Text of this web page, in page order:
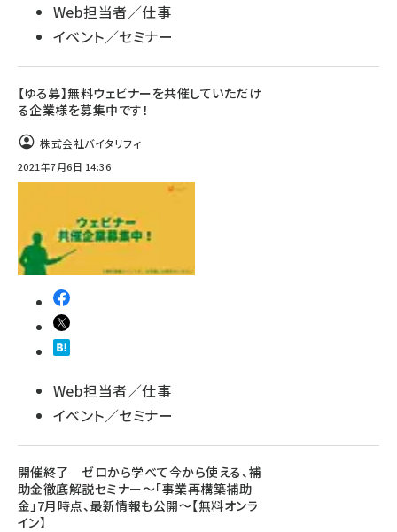
Web担当者／仕事
イベント／セミナー
【ゆる募】無料ウェビナーを共催していただけ
る企業様を募集中です！
株式会社バイタリフィ
2021年7月6日 14:36
Web担当者／仕事
イベント／セミナー
開催終了 ゼロから学べて今から使える、補
助金徹底解説セミナー～「事業再構築補助
金」7月時点、最新情報も公開～【無料オンラ
イン】